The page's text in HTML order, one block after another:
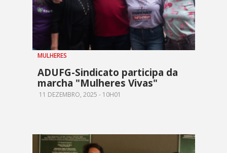
MULHERES
ADUFG-Sindicato participa da
marcha "Mulheres Vivas"
11 DEZEMBRO, 2025 - 10H01